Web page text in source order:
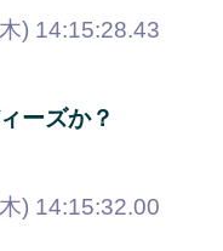
) 14:15:28.43
ーズか？
) 14:15:32.00